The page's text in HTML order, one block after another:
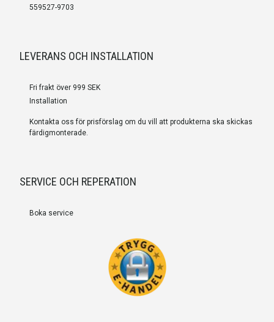
559527-9703
LEVERANS OCH INSTALLATION
Fri frakt över 999 SEK
Installation
Kontakta oss för prisförslag om du vill att produkterna ska skickas
färdigmonterade.
SERVICE OCH REPERATION
Boka service